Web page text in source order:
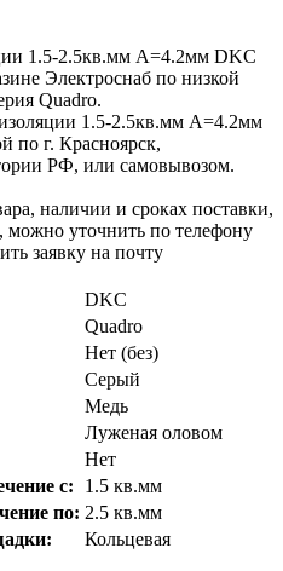
1.5-2.5кв.мм А=4.2мм DKC
Электроснаб по низкой
Quadro.
1.5-2.5кв.мм А=4.2мм
по г. Красноярск,
РФ, или самовывозом.
наличии и сроках поставки,
можно уточнить по телефону
заявку на почту
DKC
Quadro
Нет (без)
Серый
Медь
Луженая оловом
Нет
с:
1.5 кв.мм
по: 2.5 кв.мм
Кольцевая